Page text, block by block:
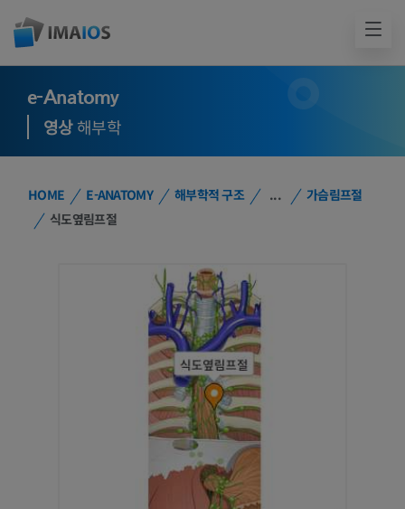
e-Anatomy
영상해부학
HOME E-ANATOMY 해부학적 구조 ...
가슴림프절
식도옆림프절